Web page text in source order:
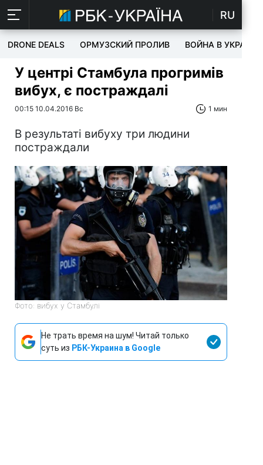
RU
DRONE DEALS ОРМУЗСКИЙ ПРОЛИВ ВОЙНА В УКРАИНЕ
У центрі Стамбула прогримів
вибух, є постраждалі
00:15 10.04.2016 Вс 1 мин
В результаті вибуху три людини
постраждали
Фото: вибух у Стамбулі
Не трать время на шум! Читай только
суть из РБК-Украина в Google